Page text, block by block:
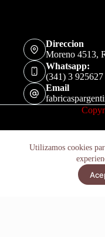
Utilizamos cookies
Direccion
Moreno 4513,
Whatsapp:
(341) 3 925627
Email